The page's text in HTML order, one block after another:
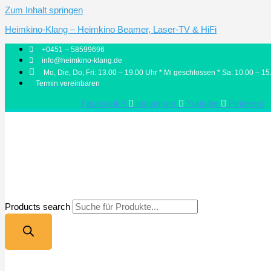
Zum Inhalt springen
Heimkino-Klang – Heimkino Beamer, Laser-TV & HiFi
+0451 – 58599696
info@heimkino-klang.de
Mo, Die, Do, Fri: 13.00 – 19.00 Uhr * Mi geschlossen * Sa: 10.00 –
Termin vereinbaren
Facebook-f Instagram Youtube Pinterest
Products search